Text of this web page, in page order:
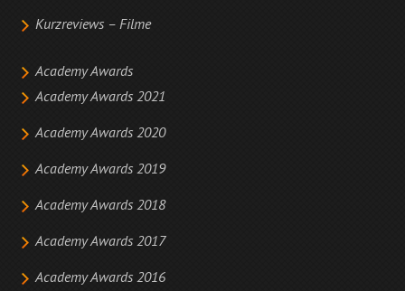
Kurzreviews – Filme
Academy Awards
Academy Awards 2021
Academy Awards 2020
Academy Awards 2019
Academy Awards 2018
Academy Awards 2017
Academy Awards 2016